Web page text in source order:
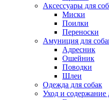
Аксессуары для
Миски
Поилки
Переноски
Амуниция для
Адресник
Ошейник
Поводки
Шлеи
Одежда для собак
Уход и содержание